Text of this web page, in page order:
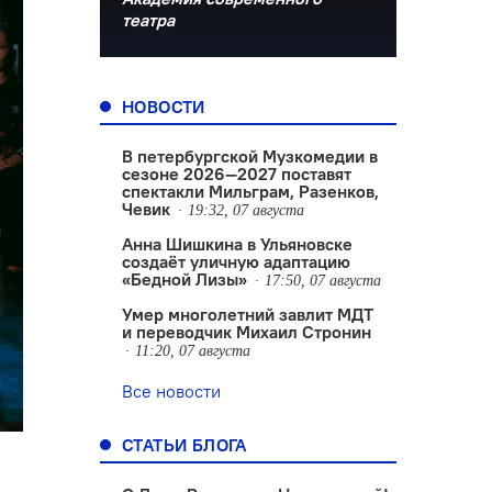
театра
НОВОСТИ
В петербургской Музкомедии в
сезоне 2026—2027 поставят
спектакли Мильграм, Разенков,
Чевик
19:32, 07 августа
Анна Шишкина в Ульяновске
создаëт уличную адаптацию
«Бедной Лизы»
17:50, 07 августа
Умер многолетний завлит МДТ
и переводчик Михаил Стронин
11:20, 07 августа
Все новости
СТАТЬИ БЛОГА